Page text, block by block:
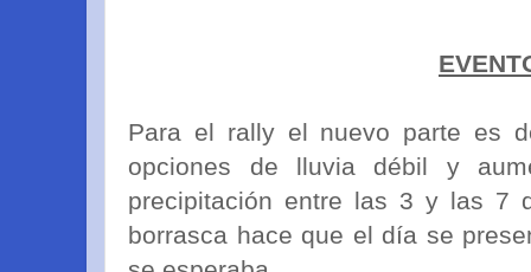
Para el rally el nuevo parte es
opciones de lluvia débil y
precipitación entre las 3 y las 7
borrasca hace que el día se